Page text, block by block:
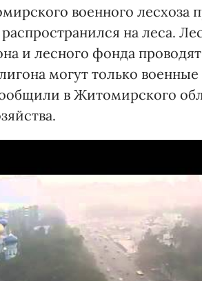
военного
на леса.
и лесного фонда
могут только
в Житомирского